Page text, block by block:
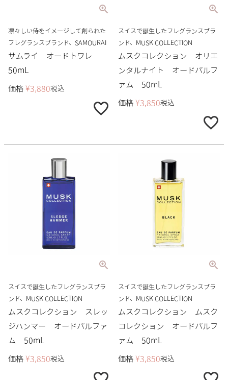
凛々しい侍をイメージして創られた
フレグランスブランド、SAMOURAI
サムライ オードトワレ
50mL
価格 ¥3,880税込
スイスで誕生したフレグランスブラ
ンド、MUSK COLLECTION
ムスクコレクション オリエ
ンタルナイト オードパルフ
ァム 50mL
価格 ¥3,850税込
スイスで誕生したフレグランスブラ
ンド、MUSK COLLECTION
ムスクコレクション スレッ
ジハンマー オードパルファ
ム 50mL
価格 ¥3,850税込
スイスで誕生したフレグランスブラ
ンド、MUSK COLLECTION
ムスクコレクション ムスク
コレクション オードパルフ
ァム 50mL
価格 ¥3,850税込